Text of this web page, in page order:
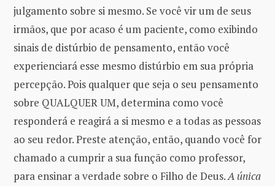
julgamento sobre si mesmo. Se você vir um de seus
irmãos, que por acaso é um paciente, como exibindo
sinais de distúrbio de pensamento, então você
experienciará esse mesmo distúrbio em sua própria
percepção. Pois qualquer que seja o seu pensamento
sobre QUALQUER UM, determina como você
responderá e reagirá a si mesmo e a todas as pessoas
ao seu redor. Preste atenção, então, quando você for
chamado a cumprir a sua função como professor,
para ensinar a verdade sobre o Filho de Deus.A única